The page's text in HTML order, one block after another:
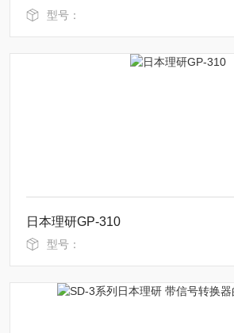
型号：
日本理研GP-310
型号：